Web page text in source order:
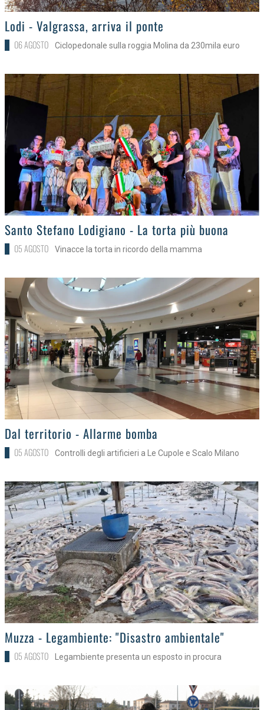
>Lodi - Valgrassa, arriva il ponte
06 AGOSTO Ciclopedonale sulla roggia Molina da 230mila euro
>
Santo Stefano Lodigiano - La torta più buona
05 AGOSTO Vinacce la torta in ricordo della mamma
>
Dal territorio - Allarme bomba
05 AGOSTO Controlli degli artificieri a Le Cupole e Scalo Milano
>Muzza - Legambiente: "Disastro ambientale"
05 AGOSTO Legambiente presenta un esposto in procura